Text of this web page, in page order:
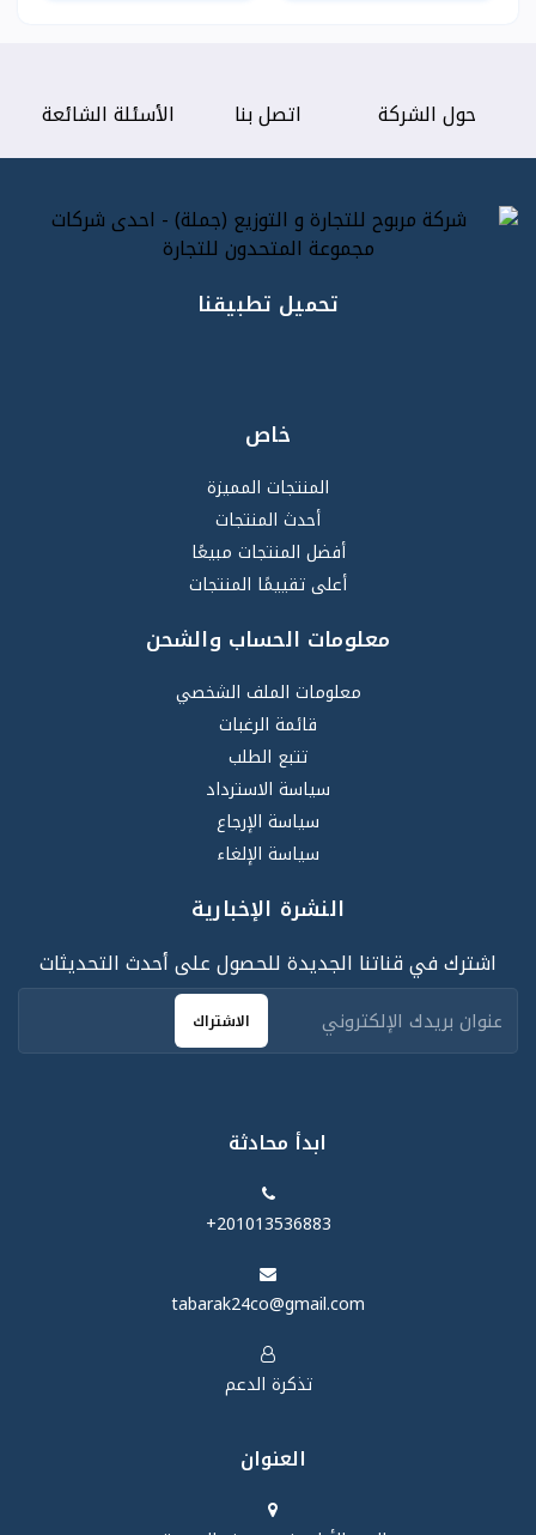
حول الشركة اتصل بنا الأسئلة الشائعة
تحميل تطبيقنا
خاص
المنتجات المميزة
أحدث المنتجات
أفضل المنتجات مبيعًا
أعلى تقييمًا المنتجات
معلومات الحساب والشحن
معلومات الملف الشخصي
قائمة الرغبات
تتبع الطلب
سياسة الاسترداد
سياسة الإرجاع
سياسة الإلغاء
النشرة الإخبارية
اشترك في قناتنا الجديدة للحصول على أحدث التحديثات
الاشتراك
ابدأ محادثة
‪+201013536883‬
tabarak24co@gmail.com
تذكرة الدعم
العنوان